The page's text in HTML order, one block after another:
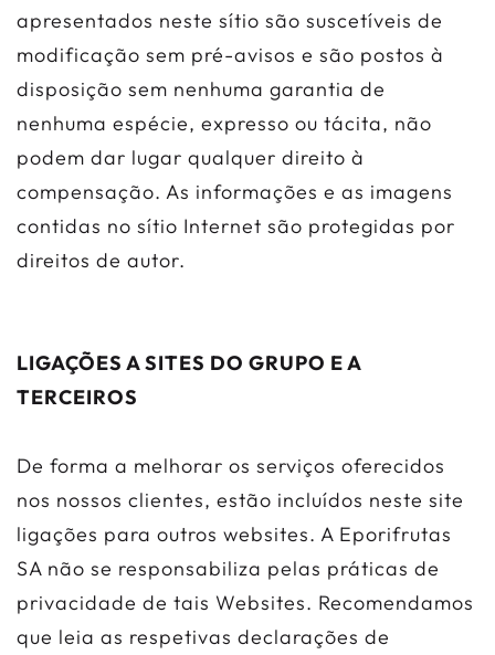
apresentados neste sítio são suscetíveis de
modificação sem pré-avisos e são postos à
disposição sem nenhuma garantia de
nenhuma espécie, expresso ou tácita, não
podem dar lugar qualquer direito à
compensação. As informações e as imagens
contidas no sítio Internet são protegidas por
direitos de autor.
LIGAÇÕES A SITES DO GRUPO E A
TERCEIROS
De forma a melhorar os serviços oferecidos
nos nossos clientes, estão incluídos neste site
ligações para outros websites. A Eporifrutas
SA não se responsabiliza pelas práticas de
privacidade de tais Websites. Recomendamos
que leia as respetivas declarações de